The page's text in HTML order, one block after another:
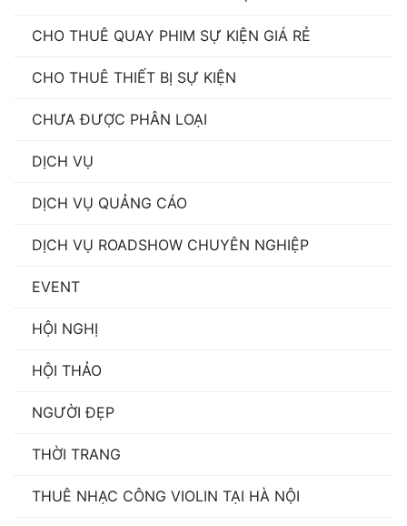
CHO THUÊ QUAY PHIM SỰ KIỆN GIÁ RẺ
CHO THUÊ THIẾT BỊ SỰ KIỆN
CHƯA ĐƯỢC PHÂN LOẠI
DỊCH VỤ
DỊCH VỤ QUẢNG CÁO
DỊCH VỤ ROADSHOW CHUYÊN NGHIỆP
EVENT
HỘI NGHỊ
HỘI THẢO
NGƯỜI ĐẸP
THỜI TRANG
THUÊ NHẠC CÔNG VIOLIN TẠI HÀ NỘI